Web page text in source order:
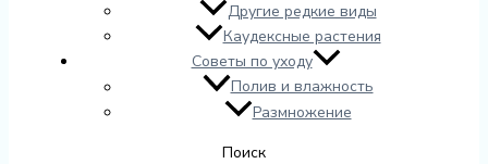
Другие редкие виды
Каудексные растения
Советы по уходу
Полив и влажность
Размножение
Поиск